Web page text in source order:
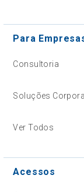
Para
Consultoria
Soluções
Ver Todos
Acessos